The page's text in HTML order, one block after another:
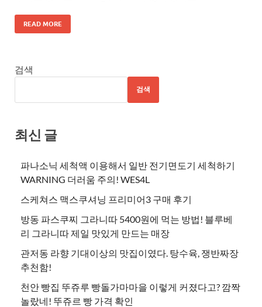
READ MORE
검색
검색
최신 글
파나소닉 세척액 이용해서 일반 전기면도기 세척하기
WARNING 더러움 주의! WES4L
스케쳐스 맥스쿠셔닝 프리미어3 구매 후기
방동 파스쿠찌 그라니따 5400원에 먹는 방법! 블루베
리 그라니따 제일 맛있게 만드는 매장
관저동 라향 기대이상의 맛집이였다. 탕수육, 쟁반짜장
추천함!
천안 빵집 뚜쥬루 빵돌가마마을 이렇게 커졌다고? 깜짝
놀랐네! 뚜쥬르 빵 가격 확인